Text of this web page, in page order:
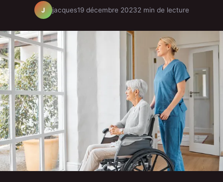
J jacques19 décembre 20232 min de lecture